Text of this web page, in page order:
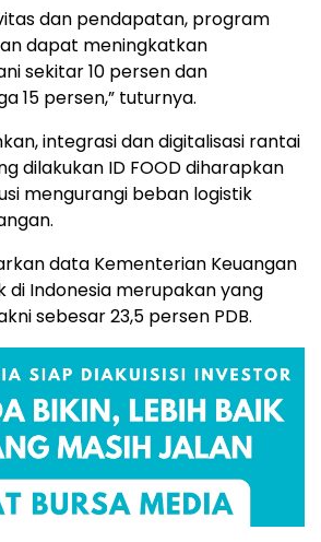
dan pendapatan, program
dapat meningkatkan
sekitar 10 persen dan
15 persen,” tuturnya.
integrasi dan digitalisasi rantai
dilakukan ID FOOD diharapkan
mengurangi beban logistik
data Kementerian Keuangan
di Indonesia merupakan yang
sebesar 23,5 persen PDB.